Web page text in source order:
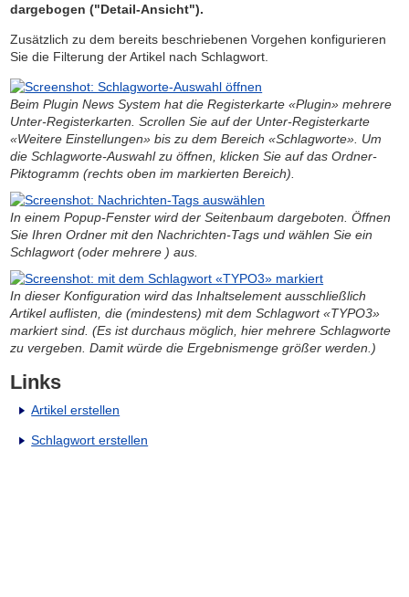
dargebogen ("Detail-Ansicht").
Zusätzlich zu dem bereits beschriebenen Vorgehen konfigurieren
Sie die Filterung der Artikel nach Schlagwort.
Beim Plugin News System hat die Registerkarte «Plugin» mehrere
Unter-Registerkarten. Scrollen Sie auf der Unter-Registerkarte
«Weitere Einstellungen» bis zu dem Bereich «Schlagworte». Um
die Schlagworte-Auswahl zu öffnen, klicken Sie auf das Ordner-
Piktogramm (rechts oben im markierten Bereich).
In einem Popup-Fenster wird der Seitenbaum dargeboten. Öffnen
Sie Ihren Ordner mit den Nachrichten-Tags und wählen Sie ein
Schlagwort (oder mehrere ) aus.
In dieser Konfiguration wird das Inhaltselement ausschließlich
Artikel auflisten, die (mindestens) mit dem Schlagwort «TYPO3»
markiert sind. (Es ist durchaus möglich, hier mehrere Schlagworte
zu vergeben. Damit würde die Ergebnismenge größer werden.)
Links
Artikel erstellen
Schlagwort erstellen